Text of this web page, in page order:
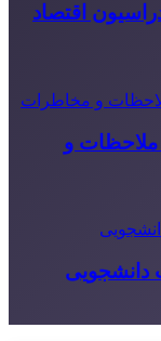
اقتصاد
ملاحظات و